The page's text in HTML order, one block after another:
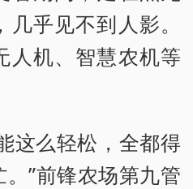
乎见不到人影。
人机、智慧农机等
这么轻松，全都得
”前锋农场第九管